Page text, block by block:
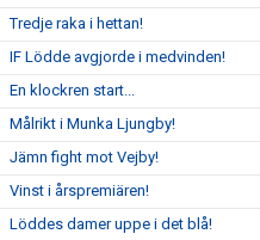
Tredje raka i hettan!
IF Lödde avgjorde i medvinden!
En klockren start...
Målrikt i Munka Ljungby!
Jämn fight mot Vejby!
Vinst i årspremiären!
Löddes damer uppe i det blå!